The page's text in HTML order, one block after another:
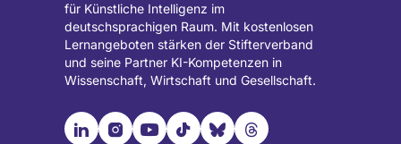
für Künstliche Intelligenz im
deutschsprachigen Raum. Mit kostenlosen
Lernangeboten stärken der Stifterverband
und seine Partner KI-Kompetenzen in
Wissenschaft, Wirtschaft und Gesellschaft.

Besuche
📹︎
Besuche
📺︎
Besuche
🎵︎
Besuche
🦋︎
Besuche
🧵︎
Besuche